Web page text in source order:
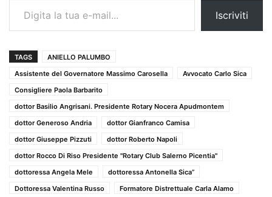
Iscriviti
TAGS
ANIELLO PALUMBO
Assistente del Governatore Massimo Carosella
Avvocato Carlo Sica
Consigliere Paola Barbarito
dottor Basilio Angrisani. Presidente Rotary Nocera Apudmontem
dottor Generoso Andria
dottor Gianfranco Camisa
dottor Giuseppe Pizzuti
dottor Roberto Napoli
dottor Rocco Di Riso Presidente "Rotary Club Salerno Picentia"
dottoressa Angela Mele
dottoressa Antonella Sica”
Dottoressa Valentina Russo
Formatore Distrettuale Carla Alamo